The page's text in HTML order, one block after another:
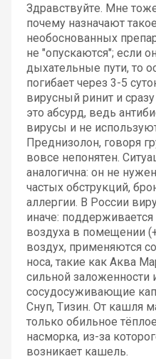
Здравствуйте. Мне
почему назначают
необоснованных
не "опускаются"; если
дыхательные пути, то
погибает через 3-5
вирусный ринит и
это абсурд, ведь
вирусы и не
Преднизолон, говоря
вовсе непонятен.
аналогична: он не
частых обструкций,
аллергии. В России
иначе:
воздуха в помещении
воздух, применяются
носа, такие как Аква
сильной заложенности
сосудосуживающие
Снуп, Тизин. От кашля
только обильное
насморка, из-за
возникает кашель.